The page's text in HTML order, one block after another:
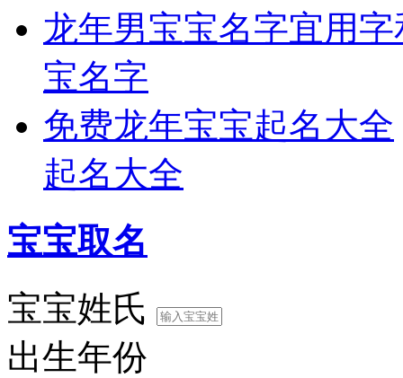
龙年男宝宝名字宜用
宝名字
免费龙年宝宝起名大全
起名大全
宝宝取名
宝宝姓氏
出生年份